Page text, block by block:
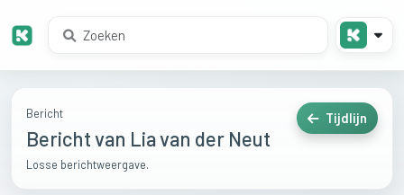
Bericht
Bericht van Lia van der Neut
Losse berichtweergave.
Tijdlijn